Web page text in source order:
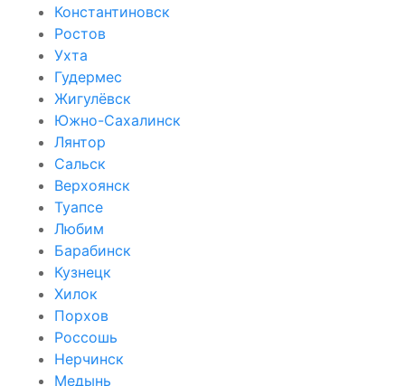
Константиновск
Ростов
Ухта
Гудермес
Жигулёвск
Южно-Сахалинск
Лянтор
Сальск
Верхоянск
Туапсе
Любим
Барабинск
Кузнецк
Хилок
Порхов
Россошь
Нерчинск
Медынь